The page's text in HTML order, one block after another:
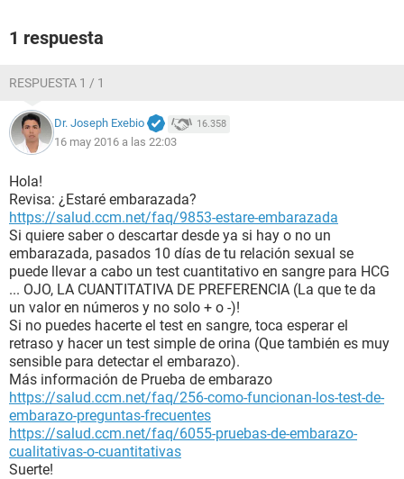
1 respuesta
RESPUESTA 1 / 1
Dr. Joseph Exebio 16.358
16 may 2016 a las 22:03
Hola!
Revisa: ¿Estaré embarazada?
https://salud.ccm.net/faq/9853-estare-embarazada
Si quiere saber o descartar desde ya si hay o no un
embarazada, pasados 10 días de tu relación sexual se
puede llevar a cabo un test cuantitativo en sangre para HCG
... OJO, LA CUANTITATIVA DE PREFERENCIA (La que te da
un valor en números y no solo + o -)!
Si no puedes hacerte el test en sangre, toca esperar el
retraso y hacer un test simple de orina (Que también es muy
sensible para detectar el embarazo).
Más información de Prueba de embarazo
https://salud.ccm.net/faq/256-como-funcionan-los-test-de-
embarazo-preguntas-frecuentes
https://salud.ccm.net/faq/6055-pruebas-de-embarazo-
cualitativas-o-cuantitativas
Suerte!